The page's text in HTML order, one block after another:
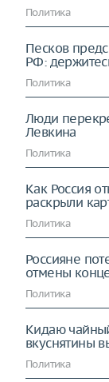
Политика
Песков
РФ:
Политика
Люди
Левкина
Политика
Как Россия
раскрыли
Политика
Россияне
отмены
Политика
Кидаю
вкуснятины
Политика